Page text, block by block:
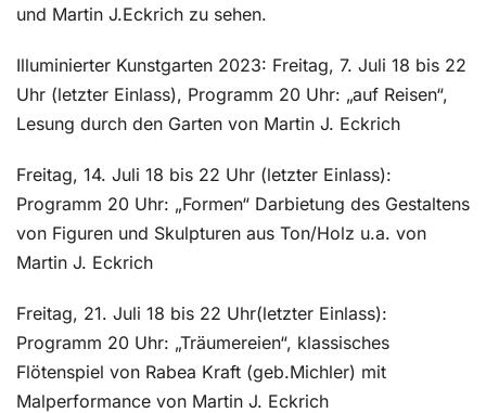
und Martin J.Eckrich zu sehen.
Illuminierter Kunstgarten 2023: Freitag, 7. Juli 18 bis 22
Uhr (letzter Einlass), Programm 20 Uhr: „auf Reisen“,
Lesung durch den Garten von Martin J. Eckrich
Freitag, 14. Juli 18 bis 22 Uhr (letzter Einlass):
Programm 20 Uhr: „Formen“ Darbietung des Gestaltens
von Figuren und Skulpturen aus Ton/Holz u.a. von
Martin J. Eckrich
Freitag, 21. Juli 18 bis 22 Uhr(letzter Einlass):
Programm 20 Uhr: „Träumereien“, klassisches
Flötenspiel von Rabea Kraft (geb.Michler) mit
Malperformance von Martin J. Eckrich